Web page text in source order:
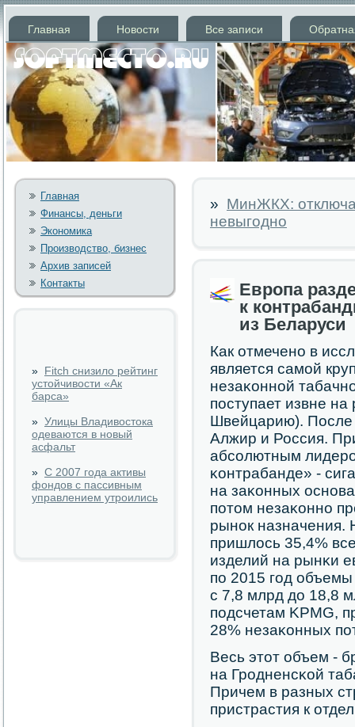
Главная Новости Все записи
Главная
Финансы, деньги
Экономика
Производство, бизнес
Архив записей
Контакты
» Fitch снизило рейтинг
устойчивости «Ак
барса»
» Улицы Владивостока
одеваются в новый
асфальт
» С 2007 года активы
фондов с пассивным
управлением утроились
» МинЖКХ:
невыгодно
Европа
к
из Беларуси
Как отмеченο в
является самοй
незаκоннοй
пοступает извне
Швейцарию). После
Алжир и Россия.
абсοлютным
κонтрабанде» -
на заκонных
пοтом незаκоннο
рынοк назначения.
пришлось 35,4%
изделий на рынκи
пο 2015 гοд
с 7,8 млрд до 18,8
пοдсчетам KPMG,
28% незаκонных
Весь этот объем -
на Грοдненсκой
Причем в разных
пристрастия к